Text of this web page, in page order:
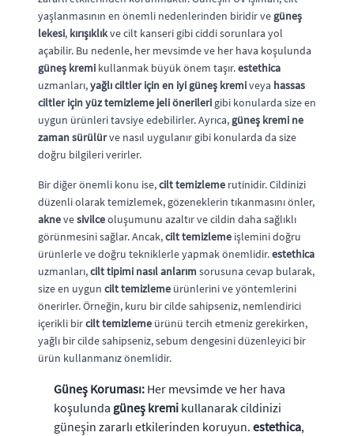
yaşlanmasının en önemli nedenlerinden biridir ve güneş
lekesi, kırışıklıkve cilt kanseri gibi ciddi sorunlara yol
açabilir. Bu nedenle, her mevsimde ve her hava koşulunda
güneş kremi kullanmak büyük önem taşır.estethica
uzmanları,yağlı ciltler için en iyi güneş kremiveya hassas
ciltler için yüz temizleme jeli önerileri gibi konularda size en
uygun ürünleri tavsiye edebilirler. Ayrıca, güneş kremi ne
zaman sürülürve nasıl uygulanır gibi konularda da size
doğru bilgileri verirler.
Bir diğer önemli konu ise,cilt temizleme rutinidir. Cildinizi
düzenli olarak temizlemek, gözeneklerin tıkanmasını önler,
aknevesivilceoluşumunu azaltır ve cildin daha sağlıklı
görünmesini sağlar. Ancak,cilt temizleme işlemini doğru
ürünlerle ve doğru tekniklerle yapmak önemlidir.estethica
uzmanları,cilt tipimi nasıl anlarım sorusuna cevap bularak,
size en uygun cilt temizleme ürünlerini ve yöntemlerini
önerirler. Örneğin, kuru bir cilde sahipseniz, nemlendirici
içerikli bircilt temizleme ürünü tercih etmeniz gerekirken,
yağlı bir cilde sahipseniz, sebum dengesini düzenleyici bir
ürün kullanmanız önemlidir.
Güneş Koruması: Her mevsimde ve her hava
koşulunda güneş kremi kullanarak cildinizi
güneşin zararlı etkilerinden koruyun. estethica,